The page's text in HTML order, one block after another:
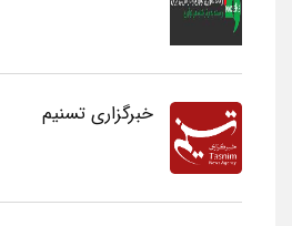
خبرگزاری تسنیم